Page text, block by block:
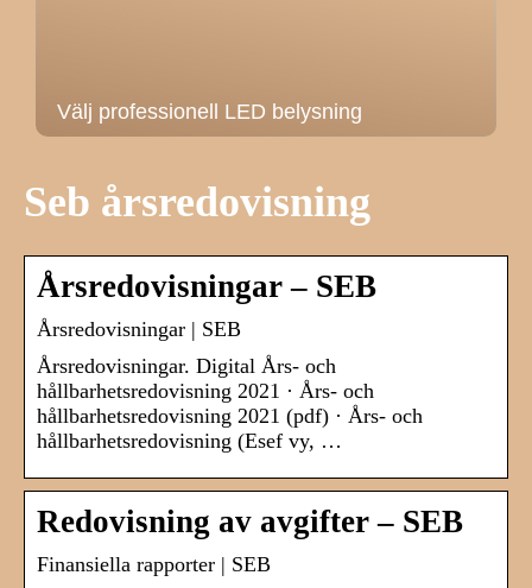
Välj professionell LED belysning
Seb årsredovisning
Årsredovisningar – SEB
Årsredovisningar | SEB
Årsredovisningar. Digital Års- och
hållbarhetsredovisning 2021 · Års- och
hållbarhetsredovisning 2021 (pdf) · Års- och
hållbarhetsredovisning (Esef vy, …
Redovisning av avgifter – SEB
Finansiella rapporter | SEB